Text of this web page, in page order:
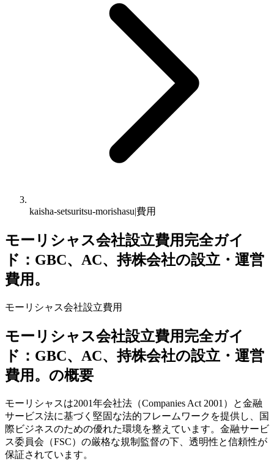
kaisha-setsuritsu-morishasu|費用
モーリシャス会社設立費用完全ガイ
ド：GBC、AC、持株会社の設立・運営
費用。
モーリシャス会社設立費用
モーリシャス会社設立費用完全ガイ
ド：GBC、AC、持株会社の設立・運営
費用。の概要
モーリシャスは2001年会社法（Companies Act 2001）と金融
サービス法に基づく堅固な法的フレームワークを提供し、国
際ビジネスのための優れた環境を整えています。金融サービ
ス委員会（FSC）の厳格な規制監督の下、透明性と信頼性が
保証されています。